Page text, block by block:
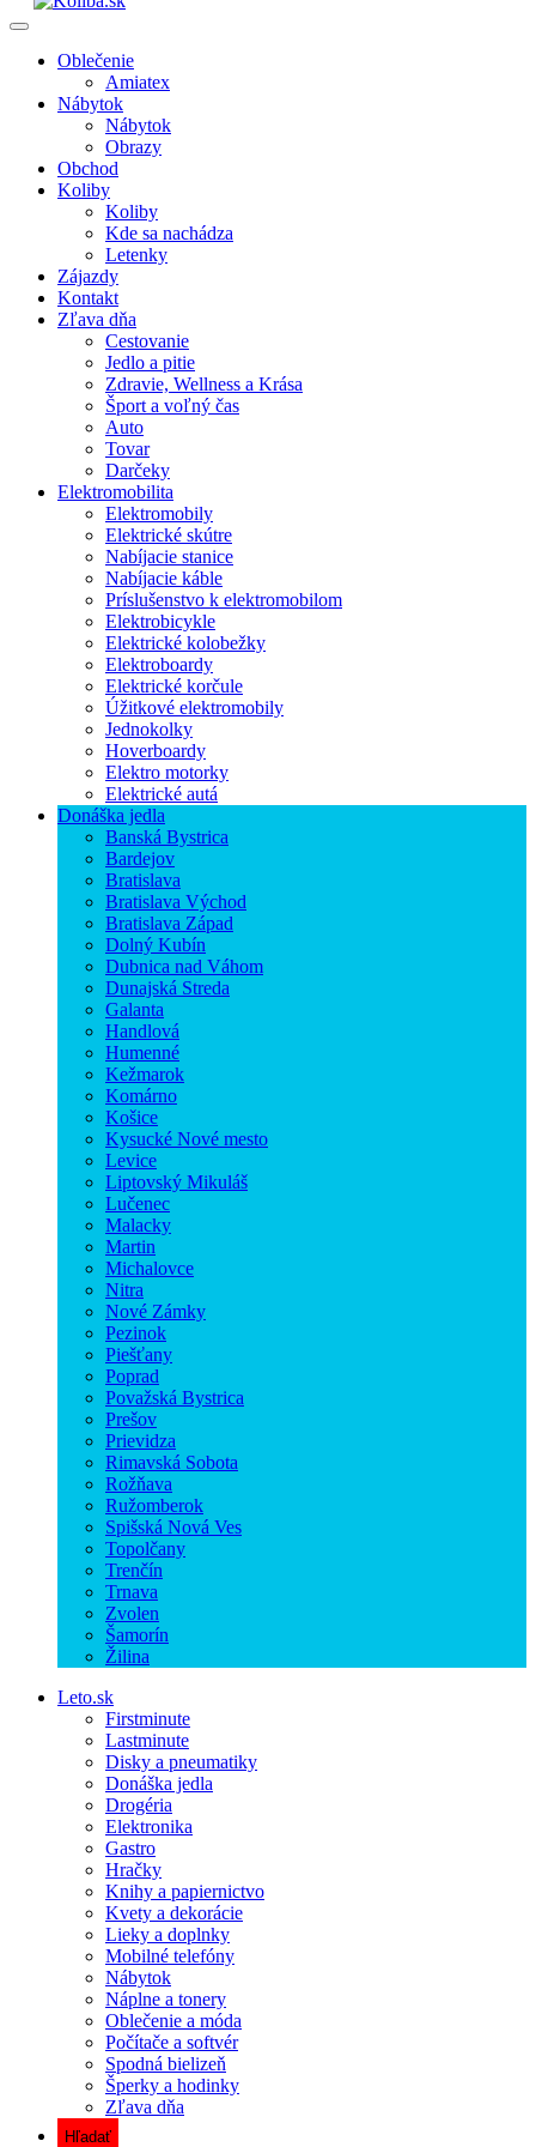
Oblečenie
Amiatex
Nábytok
Nábytok
Obrazy
Obchod
Koliby
Koliby
Kde sa nachádza
Letenky
Zájazdy
Kontakt
Zľava dňa
Cestovanie
Jedlo a pitie
Zdravie, Wellness a Krása
Šport a voľný čas
Auto
Tovar
Darčeky
Elektromobilita
Elektromobily
Elektrické skútre
Nabíjacie stanice
Nabíjacie káble
Príslušenstvo k elektromobilom
Elektrobicykle
Elektrické kolobežky
Elektroboardy
Elektrické korčule
Úžitkové elektromobily
Jednokolky
Hoverboardy
Elektro motorky
Elektrické autá
Donáška jedla
Banská Bystrica
Bardejov
Bratislava
Bratislava Východ
Bratislava Západ
Dolný Kubín
Dubnica nad Váhom
Dunajská Streda
Galanta
Handlová
Humenné
Kežmarok
Komárno
Košice
Kysucké Nové mesto
Levice
Liptovský Mikuláš
Lučenec
Malacky
Martin
Michalovce
Nitra
Nové Zámky
Pezinok
Piešťany
Poprad
Považská Bystrica
Prešov
Prievidza
Rimavská Sobota
Rožňava
Ružomberok
Spišská Nová Ves
Topolčany
Trenčín
Trnava
Zvolen
Šamorín
Žilina
Leto.sk
Firstminute
Lastminute
Disky a pneumatiky
Donáška jedla
Drogéria
Elektronika
Gastro
Hračky
Knihy a papiernictvo
Kvety a dekorácie
Lieky a doplnky
Mobilné telefóny
Nábytok
Náplne a tonery
Oblečenie a móda
Počítače a softvér
Spodná bielizeň
Šperky a hodinky
Zľava dňa
Hľadať